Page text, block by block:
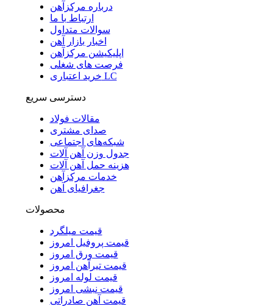
درباره مرکزآهن
ارتباط با ما
سوالات متداول
اخبار بازار آهن
اپلیکیشن مرکزآهن
فرصت های شغلی
خرید اعتباری LC
دسترسی سریع
مقالات فولاد
صدای مشتری
شبکه‌های اجتماعی
جدول وزن آهن آلات
هزینه حمل آهن آلات
خدمات مرکزآهن
جغرافیای آهن
محصولات
قیمت میلگرد
قیمت پروفیل امروز
قیمت ورق امروز
قیمت تیرآهن امروز
قیمت لوله امروز
قیمت نبشی امروز
قیمت آهن صادراتی